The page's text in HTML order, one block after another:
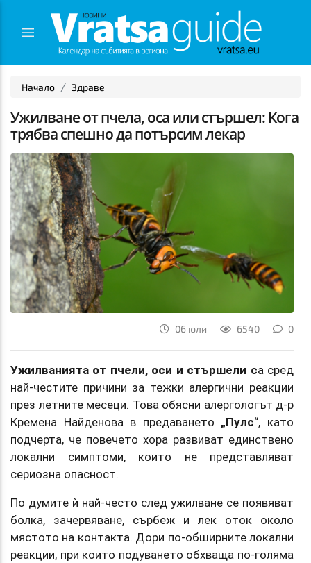
Начало Здраве
Ужилване от пчела, оса или стършел: Кога
трябва спешно да потърсим лекар
06 юли 6540 0
Ужилванията от пчели, оси и стършели са сред
най-честите причини за тежки алергични реакции
през летните месеци. Това обясни алергологът д-р
Кремена Найденова в предаването „Пулс“, като
подчерта, че повечето хора развиват единствено
локални симптоми, които не представляват
сериозна опасност.
По думите ѝ най-често след ужилване се появяват
болка, зачервяване, сърбеж и лек оток около
мястото на контакта. Дори по-обширните локални
реакции, при които подуването обхваща по-голяма